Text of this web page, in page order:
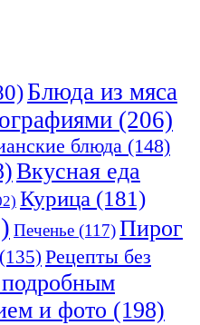
Блюда из мяса
(206)
блюда (148)
Вкусная еда
Курица (181)
Печенье (117)Пирог
(135) Рецепты без
и фото (198)